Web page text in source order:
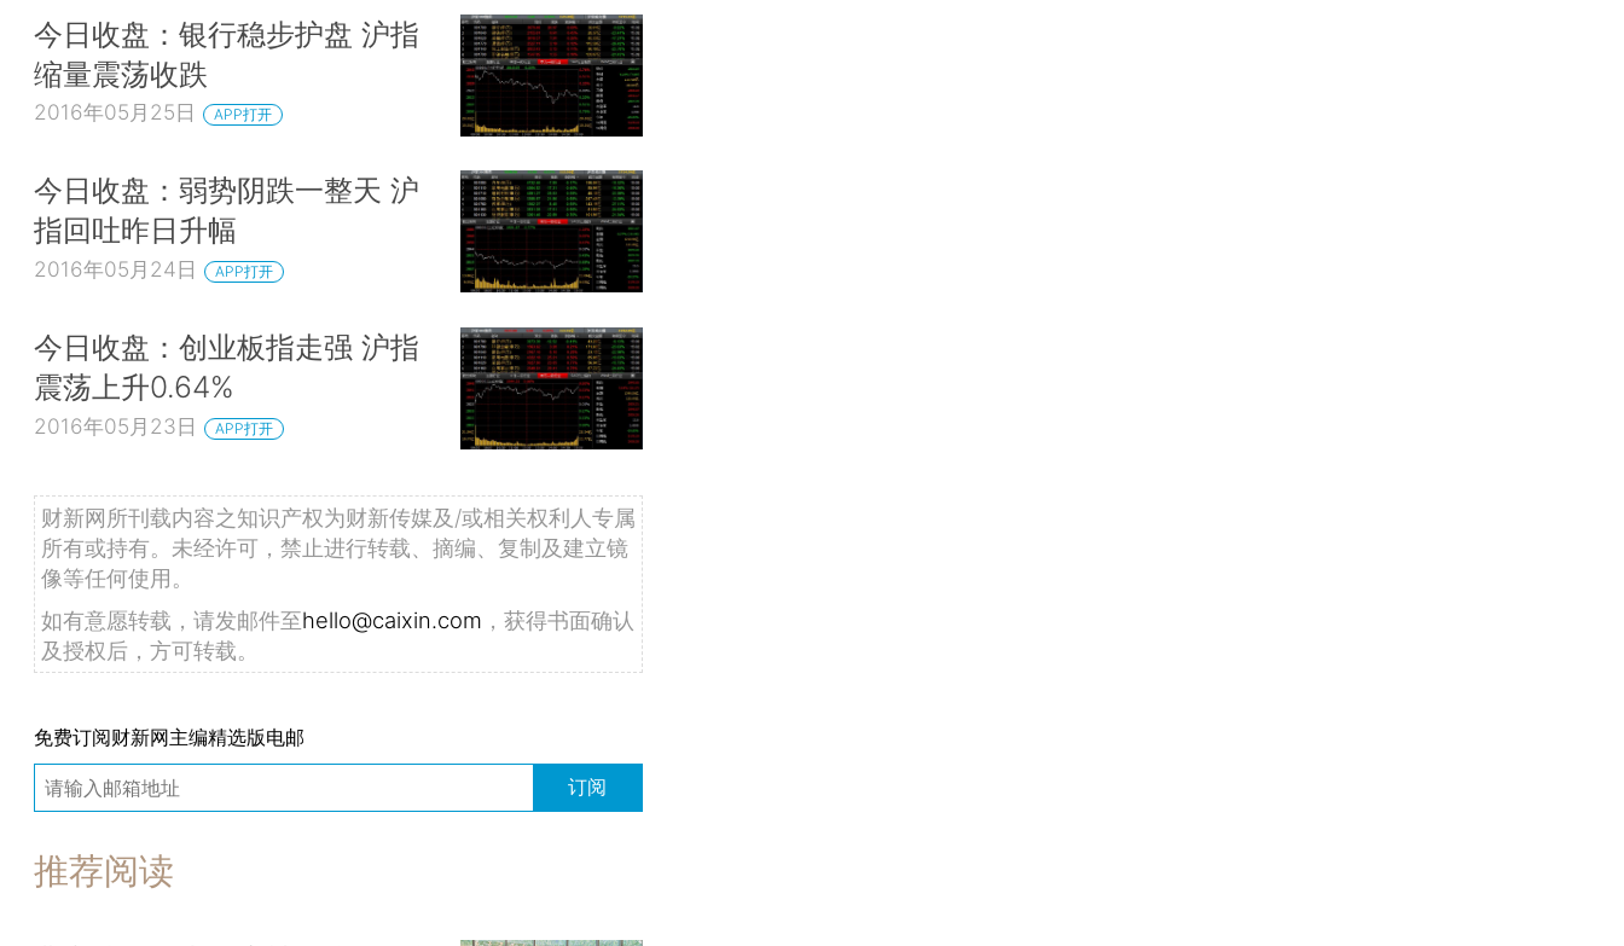
今日收盘：银行稳步护盘 沪指
缩量震荡收跌
2016年05月25日 APP打开
今日收盘：弱势阴跌一整天 沪
指回吐昨日升幅
2016年05月24日 APP打开
今日收盘：创业板指走强 沪指
震荡上升0.64%
2016年05月23日 APP打开
财新网所刊载内容之知识产权为财新传媒及/或相关权利人专属
所有或持有。未经许可，禁止进行转载、摘编、复制及建立镜
像等任何使用。
如有意愿转载，请发邮件至hello@caixin.com ，获得书面确认
及授权后，方可转载。
免费订阅财新网主编精选版电邮
订阅
推荐阅读